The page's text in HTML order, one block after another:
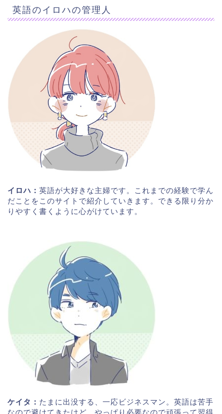
英語のイロハの管理人
イロハ： 英語が大好きな主婦です。これまでの経験で学ん
だことをこのサイトで紹介していきます。できる限り分か
りやすく書くように心がけています。
ケイタ： たまに出没する、一応ビジネスマン。英語は苦手
なので避けてきたけど、やっぱり必要なので頑張って習得